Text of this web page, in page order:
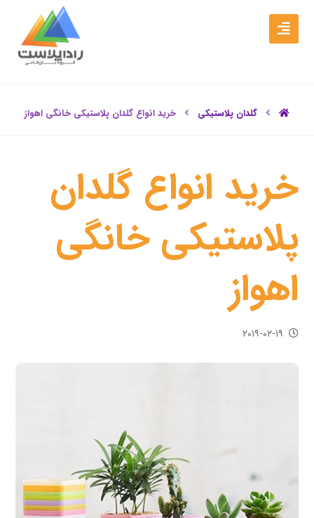
گلدان پلاستیکی خرید انواع گلدان پلاستیکی خانگی اهواز
خرید انواع گلدان
پلاستیکی خانگی
اهواز
۲۰۱۹-۰۲-۱۹